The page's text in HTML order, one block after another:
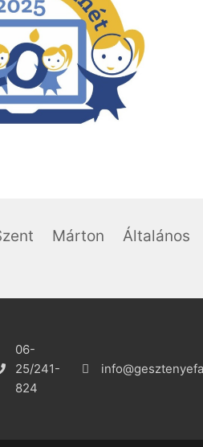
Márton Általános
06-
25/241-
824